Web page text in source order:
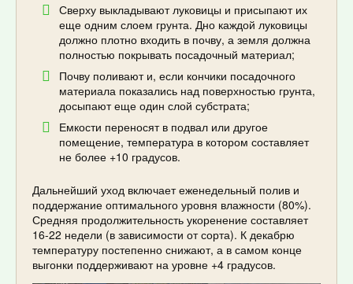
Сверху выкладывают луковицы и присыпают их
еще одним слоем грунта. Дно каждой луковицы
должно плотно входить в почву, а земля должна
полностью покрывать посадочный материал;
Почву поливают и, если кончики посадочного
материала показались над поверхностью грунта,
досыпают еще один слой субстрата;
Емкости переносят в подвал или другое
помещение, температура в котором составляет
не более +10 градусов.
Дальнейший уход включает еженедельный полив и
поддержание оптимального уровня влажности (80%).
Средняя продолжительность укоренение составляет
16-22 недели (в зависимости от сорта). К декабрю
температуру постепенно снижают, а в самом конце
выгонки поддерживают на уровне +4 градусов.